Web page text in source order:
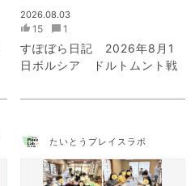
2026.08.03
15 1
すぽぼら日記 2026年8月1
日ボルシア ドルトムント戦
たいとうプレイスラボ